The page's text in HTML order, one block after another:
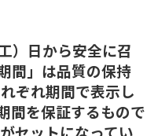
）日から安全に召
間」は品質の保持
ぞれ期間で表示し
間を保証するもので
セットになってい